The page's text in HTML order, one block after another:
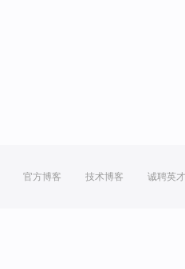
官方博客 技术博客 诚聘英才